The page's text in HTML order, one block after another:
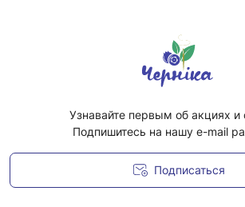
Узнавайте первым об акциях и
Подпишитесь на нашу e-mail
Подписаться